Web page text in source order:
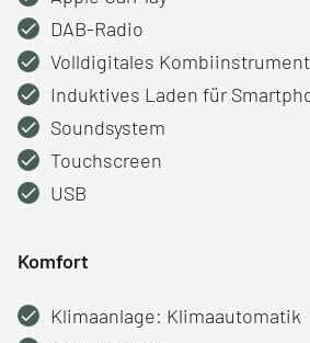
DAB-Radio
Volldigitales Kombiinstrument
Induktives Laden für
Soundsystem
Touchscreen
USB
Komfort
Klimaanlage: Klimaautomatik